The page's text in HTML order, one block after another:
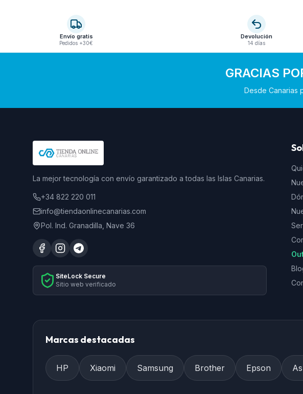
Envío gratis
Pedidos +30€
Devolución
14 días
GRACIAS
Desde Canarias
La mejor tecnología con envío garantizado a todas las Islas Canarias.
+34 822 220 011
info@tiendaonlinecanarias.com
Pol. Ind. Granadilla, Nave 36
SiteLock Secure
Sitio web verificado
Marcas destacadas
HP Xiaomi Samsung Brother Epson